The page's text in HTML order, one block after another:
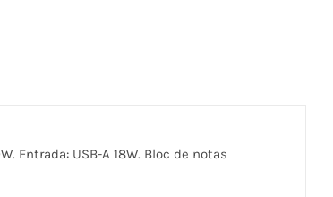
Entrada: USB-A 18W. Bloc de notas